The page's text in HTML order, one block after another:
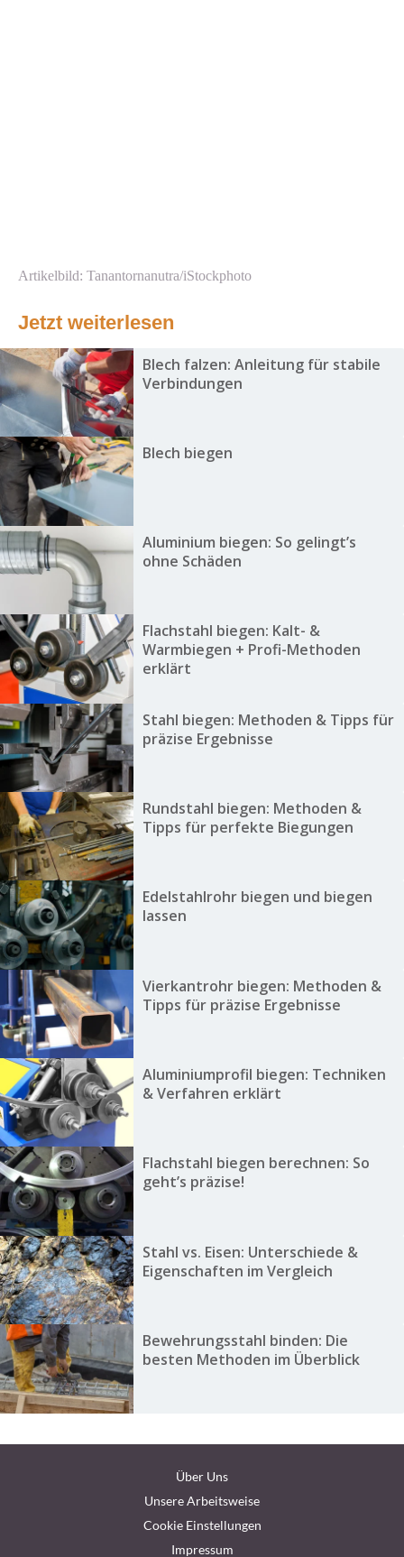
Artikelbild: Tanantornanutra/iStockphoto
Jetzt weiterlesen
Blech falzen: Anleitung für stabile
Verbindungen
Blech biegen
Aluminium biegen: So gelingt’s
ohne Schäden
Flachstahl biegen: Kalt- &
Warmbiegen + Profi-Methoden
erklärt
Stahl biegen: Methoden & Tipps für
präzise Ergebnisse
Rundstahl biegen: Methoden &
Tipps für perfekte Biegungen
Edelstahlrohr biegen und biegen
lassen
Vierkantrohr biegen: Methoden &
Tipps für präzise Ergebnisse
Aluminiumprofil biegen: Techniken
& Verfahren erklärt
Flachstahl biegen berechnen: So
geht’s präzise!
Stahl vs. Eisen: Unterschiede &
Eigenschaften im Vergleich
Bewehrungsstahl binden: Die
besten Methoden im Überblick
Über Uns
Unsere Arbeitsweise
Cookie Einstellungen
Impressum